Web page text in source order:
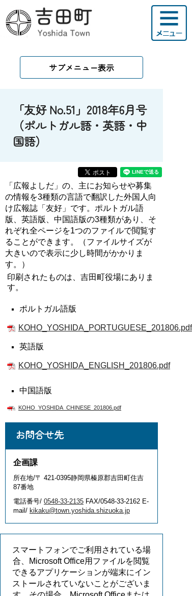
サブメニュー表示
「友好 No.51」2018年6月号
（ポルトガル語・英語・中
国語）
「広報よしだ」の、主にお知らせや募集
の情報を3種類の言語で翻訳した外国人向
け広報誌「友好」です。ポルトガル語
版、英語版、中国語版の3種類があり、そ
れぞれ全ページを1つのファイルで閲覧す
ることができます。（ファイルサイズが
大きいので表示に少し時間がかかりま
す。）
印刷されたものは、吉田町役場にありま
す。
ポルトガル語版
KOHO_YOSHIDA_PORTUGUESE_201806.pdf
英語版
KOHO_YOSHIDA_ENGLISH_201806.pdf
中国語版
KOHO_YOSHIDA_CHINESE_201806.pdf
お問合せ先
企画課
所在地/〒 421-0395静岡県榛原郡吉田町住吉
87番地
電話番号/ 0548-33-2135 FAX/0548-33-2162 E-
mail/ kikaku@town.yoshida.shizuoka.jp
スマートフォンでご利用されている場
合、Microsoft Office用ファイルを閲覧
できるアプリケーションが端末にイン
ストールされていないことがございま